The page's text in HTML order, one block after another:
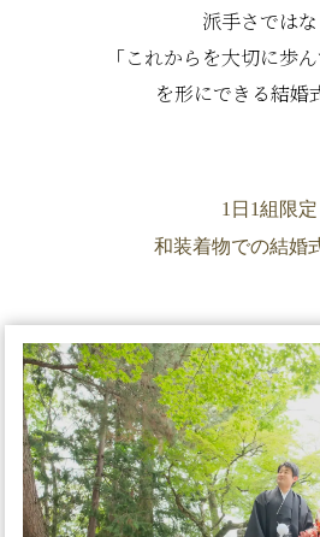
派手さではな
「これからを大切に歩
を形にできる結婚
1日1組限定
和装着物での結婚